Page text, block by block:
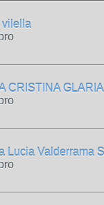
vilella
CRISTINA
Lucia Valderrama